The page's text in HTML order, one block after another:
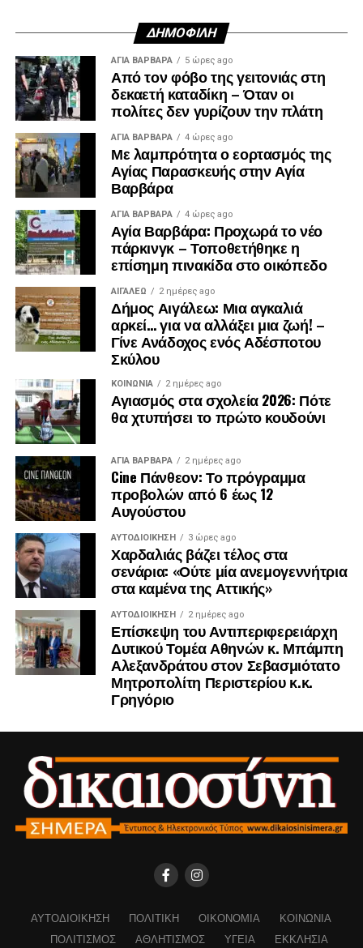
ΔΗΜΟΦΙΛΉ
ΑΓΙΑ ΒΑΡΒΑΡΑ 5 ώρες ago
Από τον φόβο της γειτονιάς στη
δεκαετή καταδίκη – Όταν οι
πολίτες δεν γυρίζουν την πλάτη
ΑΓΙΑ ΒΑΡΒΑΡΑ 4 ώρες ago
Με λαμπρότητα ο εορτασμός της
Αγίας Παρασκευής στην Αγία
Βαρβάρα
ΑΓΙΑ ΒΑΡΒΑΡΑ 4 ώρες ago
Αγία Βαρβάρα: Προχωρά το νέο
πάρκινγκ – Τοποθετήθηκε η
επίσημη πινακίδα στο οικόπεδο
ΑΙΓΑΛΕΩ 2 ημέρες ago
Δήμος Αιγάλεω: Μια αγκαλιά
αρκεί… για να αλλάξει μια ζωή! –
Γίνε Ανάδοχος ενός Αδέσποτου
Σκύλου
ΚΟΙΝΩΝΊΑ 2 ημέρες ago
Αγιασμός στα σχολεία 2026: Πότε
θα χτυπήσει το πρώτο κουδούνι
ΑΓΙΑ ΒΑΡΒΑΡΑ 2 ημέρες ago
Cine Πάνθεον: Το πρόγραμμα
προβολών από 6 έως 12
Αυγούστου
ΑΥΤΟΔΙΟΊΚΗΣΗ 3 ώρες ago
Χαρδαλιάς βάζει τέλος στα
σενάρια: «Ούτε μία ανεμογεννήτρια
στα καμένα της Αττικής»
ΑΥΤΟΔΙΟΊΚΗΣΗ 2 ημέρες ago
Επίσκεψη του Αντιπεριφερειάρχη
Δυτικού Τομέα Αθηνών κ. Μπάμπη
Αλεξανδράτου στον Σεβασμιότατο
Μητροπολίτη Περιστερίου κ.κ.
Γρηγόριο
ΑΥΤΟΔΙΟΊΚΗΣΗ ΠΟΛΙΤΙΚΉ ΟΙΚΟΝΟΜΊΑ
ΚΟΙΝΩΝΊΑ
ΠΟΛΙΤΙΣΜΌΣ
ΑΘΛΗΤΙΣΜΌΣ ΥΓΕΊΑ ΕΚΚΛΗΣΊΑ